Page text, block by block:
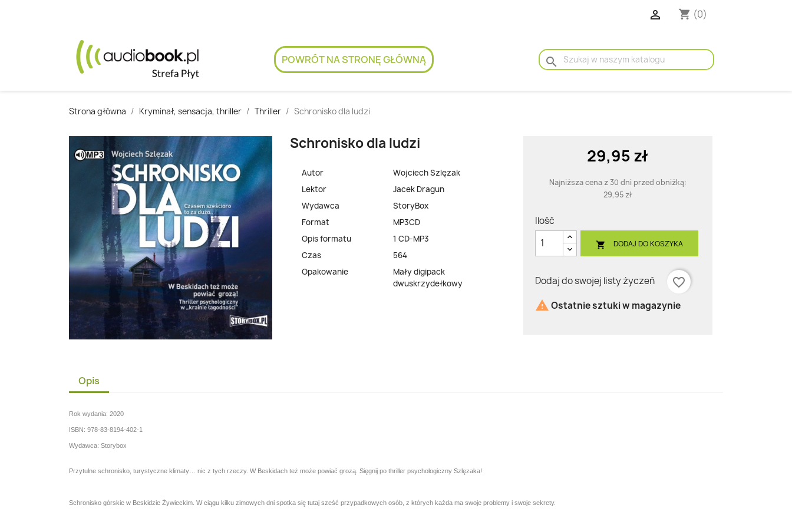
 shopping_cart (0)
POWRÓT NA STRONĘ GŁÓWNĄ search
Strona główna Kryminał, sensacja, thriller Thriller Schronisko dla ludzi
Schronisko dla ludzi
Autor
Wojciech Szlęzak
Lektor
Jacek Dragun
Wydawca
StoryBox
Format
MP3CD
Opis formatu
1 CD-MP3
Czas
564
Opakowanie
Mały digipack
dwuskrzydełkowy
29,95 zł
Najniższa cena z 30 dni przed obniżką:
29,95 zł
Ilość
 DODAJ DO KOSZYKA
Dodaj do swojej listy życzeń
favorite_border
 Ostatnie sztuki w magazynie
Opis
Rok wydania: 2020
ISBN: 978-83-8194-402-1
Wydawca: Storybox
Przytulne schronisko, turystyczne klimaty… nic z tych rzeczy. W Beskidach też może powiać grozą. Sięgnij po thriller psychologiczny Szlęzaka!
Schronisko górskie w Beskidzie Żywieckim. W ciągu kilku zimowych dni spotka się tutaj sześć przypadkowych osób, z których każda ma swoje problemy i swoje sekrety.